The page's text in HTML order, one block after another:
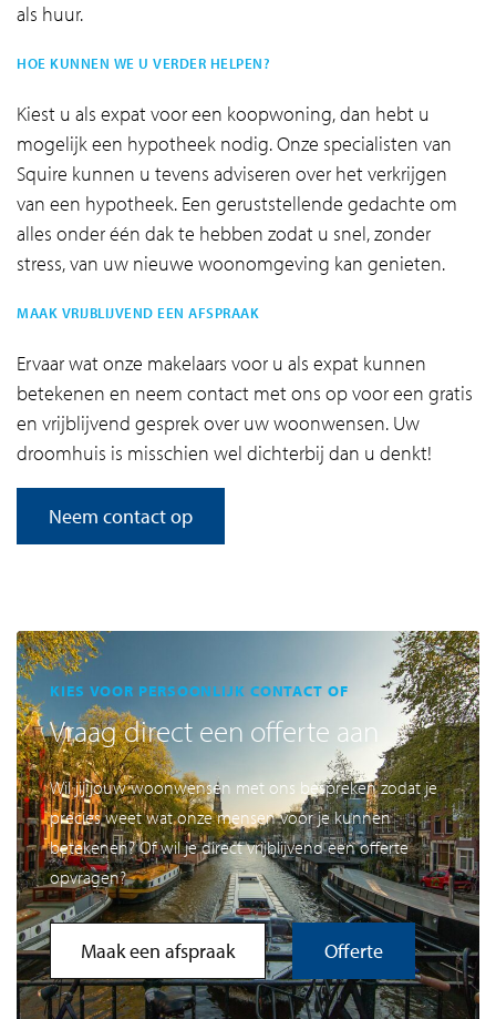
als huur.
HOE KUNNEN WE U VERDER HELPEN?
Kiest u als expat voor een koopwoning, dan hebt u
mogelijk een hypotheek nodig. Onze specialisten van
Squire kunnen u tevens adviseren over het verkrijgen
van een hypotheek. Een geruststellende gedachte om
alles onder één dak te hebben zodat u snel, zonder
stress, van uw nieuwe woonomgeving kan genieten.
MAAK VRIJBLIJVEND EEN AFSPRAAK
Ervaar wat onze makelaars voor u als expat kunnen
betekenen en neem contact met ons op voor een gratis
en vrijblijvend gesprek over uw woonwensen. Uw
droomhuis is misschien wel dichterbij dan u denkt!
Neem contact op
KIES VOOR PERSOONLIJK CONTACT OF
Vraag direct een offerte aan
Wil jij jouw woonwensen met ons bespreken zodat je
precies weet wat onze mensen voor je kunnen
betekenen? Of wil je direct vrijblijvend een offerte
opvragen?
Maak een afspraak Offerte